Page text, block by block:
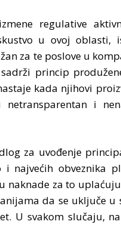
regulative
u ovoj oblasti,
za te poslove u
princip
kada njihovi
i
za uvođenje
najvećih obveznika
naknade za to
da se uključe
U svakom slučaju,